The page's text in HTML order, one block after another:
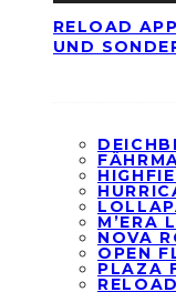
RELOAD
UND
M’ERA
NOVA
OPEN
PLAZA
RELOAD